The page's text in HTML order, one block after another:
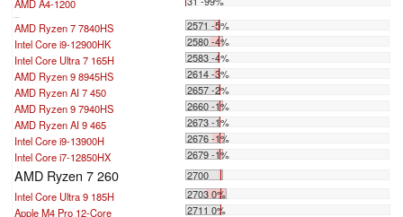
AMD A4-1200
...
AMD Ryzen 7 7840HS
2571 -5%
Intel Core i9-12900HK
2580 -4%
Intel Core Ultra 7 165H
2583 -4%
AMD Ryzen 9 8945HS
2614 -3%
AMD Ryzen AI 7 450
2657 -2%
AMD Ryzen 9 7940HS
2660 -1%
AMD Ryzen AI 9 465
2673 -1%
Intel Core i9-13900H
2676 -1%
Intel Core i7-12850HX
2679 -1%
AMD Ryzen 7 260
2700
Intel Core Ultra 9 185H
2703 0%
Apple M4 Pro 12-Core
2711 0%